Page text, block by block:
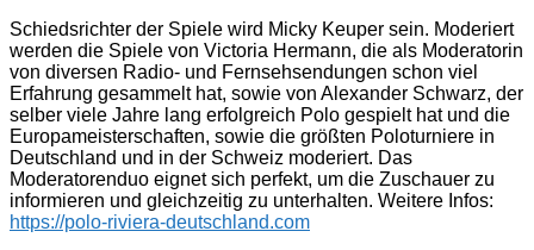
Schiedsrichter der Spiele wird Micky Keuper sein. Moderiert
werden die Spiele von Victoria Hermann, die als Moderatorin
von diversen Radio- und Fernsehsendungen schon viel
Erfahrung gesammelt hat, sowie von Alexander Schwarz, der
selber viele Jahre lang erfolgreich Polo gespielt hat und die
Europameisterschaften, sowie die größten Poloturniere in
Deutschland und in der Schweiz moderiert. Das
Moderatorenduo eignet sich perfekt, um die Zuschauer zu
informieren und gleichzeitig zu unterhalten. Weitere Infos:
https://polo-riviera-deutschland.com